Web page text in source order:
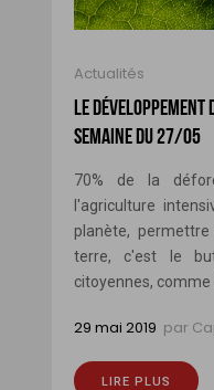
Actualités
LE DÉVELOPPEMENT
SEMAINE DU 27/05
70% de la
l'agriculture
planète,
terre, c'est le
citoyennes, comme
29 mai 2019 par
LIRE PLUS